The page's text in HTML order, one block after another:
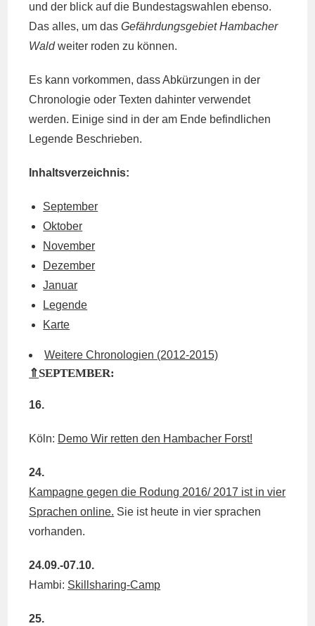
und der blick auf die Bundestagswahlen ebenso.
Das alles, um dasGefährdungsgebiet Hambacher
Waldweiter roden zu können.
Es kann vorkommen, dass Abkürzungen in der
Chronologie oder Texten dahinter verwendet
werden. Einige sind in der am Ende befindlichen
Legende Beschrieben.
Inhaltsverzeichnis:
September
Oktober
November
Dezember
Januar
Legende
Karte
Weitere Chronologien (2012-2015)
⇑SEPTEMBER:
16.
Köln: Demo Wir retten den Hambacher Forst!
24.
Kampagne gegen die Rodung 2016/ 2017 ist in vier
Sprachen online. Sie ist heute in vier sprachen
vorhanden.
24.09.-07.10.
Hambi: Skillsharing-Camp
25.